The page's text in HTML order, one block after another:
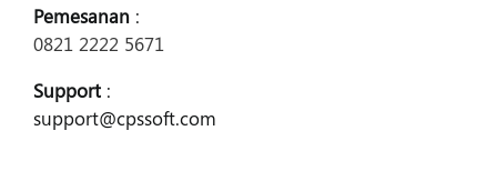
Pemesanan:
0821 2222 5671
Support:
support@cpssoft.com